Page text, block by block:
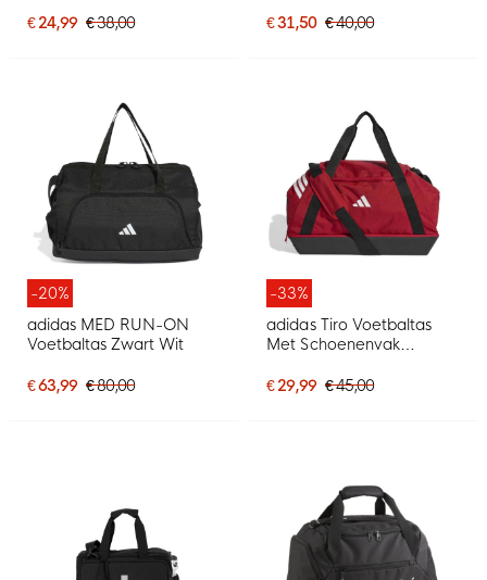
€ 24,99 € 38,00 € 31,50 € 40,00
-20%
adidas MED RUN-ON
Voetbaltas Zwart Wit
€ 63,99 € 80,00
-33%
adidas Tiro Voetbaltas
Met Schoenenvak
€ 29,99 € 45,00